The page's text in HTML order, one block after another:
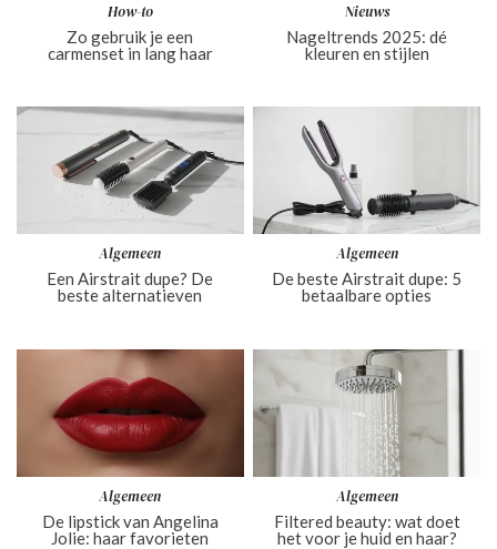
How-to
Zo gebruik je een
carmenset in lang haar
Nieuws
Nageltrends 2025: dé
kleuren en stijlen
Algemeen
Een Airstrait dupe? De
beste alternatieven
Algemeen
De beste Airstrait dupe: 5
betaalbare opties
Algemeen
De lipstick van Angelina
Jolie: haar favorieten
Algemeen
Filtered beauty: wat doet
het voor je huid en haar?